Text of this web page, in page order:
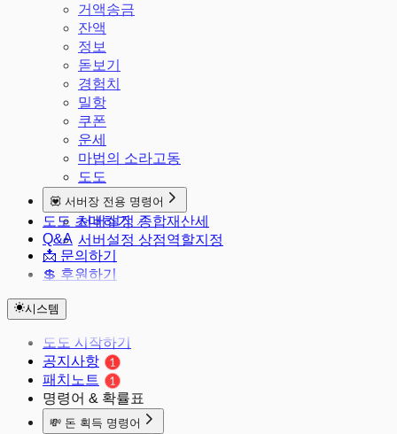
거액송금
잔액
정보
돋보기
경험치
밀항
쿠폰
운세
마법의 소라고동
도도
💟 서버장 전용 명령어
서버설정 종합재산세
서버설정 상점역할지정
도도 초대하기 ↗
Q&A
📩 문의하기
💲 후원하기
시스템
도도 시작하기
공지사항
패치노트
명령어 & 확률표
💸 돈 획득 명령어